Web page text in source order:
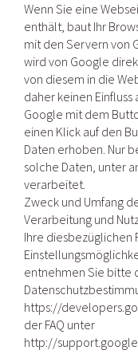
Wenn Sie eine
enthält, baut Ihr
mit den Servern von
wird von Google
von diesem in die
daher keinen
Google mit dem
einen Klick auf den
Daten erhoben. Nur
solche Daten, unter
verarbeitet.
Zweck und Umfang
Verarbeitung und
Ihre diesbezüglichen
entnehmen Sie bitte
https://
der FAQ unter
http://